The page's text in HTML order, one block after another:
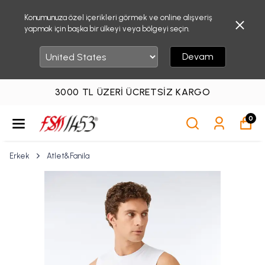
Konumunuza özel içerikleri görmek ve online alışveriş
yapmak için başka bir ülkeyi veya bölgeyi seçin.
Devam
3000 TL ÜZERI ÜCRETSIZ KARGO
0
Erkek Atlet&Fanila